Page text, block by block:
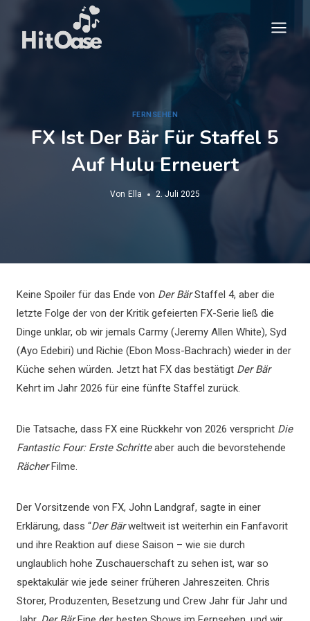
springen
FERNSEHEN
FX Ist Der Bär Für Staffel 5
Auf Hulu Erneuert
Von Ella 2. Juli 2025
Keine Spoiler für das Ende von Der BärStaffel 4, aber die
letzte Folge der von der Kritik gefeierten FX-Serie ließ die
Dinge unklar, ob wir jemals Carmy (Jeremy Allen White), Syd
(Ayo Edebiri) und Richie (Ebon Moss-Bachrach) wieder in der
Küche sehen würden. Jetzt hat FX das bestätigt Der Bär
Kehrt im Jahr 2026 für eine fünfte Staffel zurück.
Die Tatsache, dass FX eine Rückkehr von 2026 verspricht Die
Fantastic Four: Erste Schritteaber auch die bevorstehende
RächerFilme.
Der Vorsitzende von FX, John Landgraf, sagte in einer
Erklärung, dass “Der Bärweltweit ist weiterhin ein Fanfavorit
und ihre Reaktion auf diese Saison – wie sie durch
unglaublich hohe Zuschauerschaft zu sehen ist, war so
spektakulär wie jede seiner früheren Jahreszeiten. Chris
Storer, Produzenten, Besetzung und Crew Jahr für Jahr und